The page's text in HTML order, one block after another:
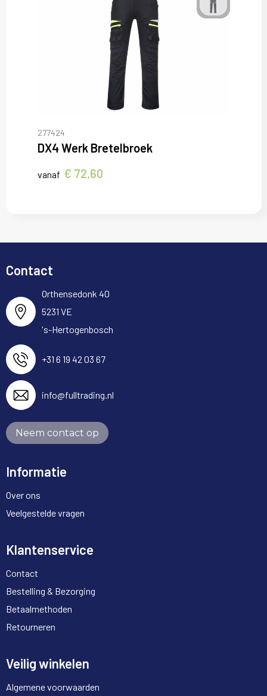
277424
DX4 Werk Bretelbroek
vanaf € 72,60
Contact
Orthensedonk 40
5231 VE
's-Hertogenbosch
+31 6 19 42 03 67
info@fulltrading.nl
Neem contact op
Informatie
Over ons
Veelgestelde vragen
Klantenservice
Contact
Bestelling & Bezorging
Betaalmethoden
Retourneren
Veilig winkelen
Algemene voorwaarden